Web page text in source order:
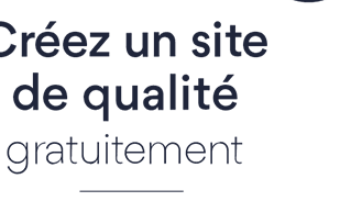
L'ENCRIER
BOUDOIR LITTÉRAIRE
LIBRAIRIES
Service d'Aise aux Auteurs